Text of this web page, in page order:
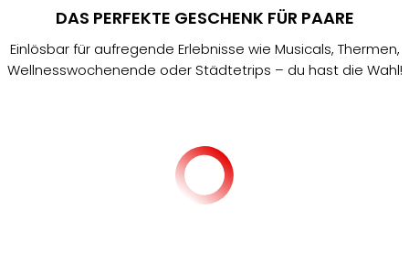
DAS PERFEKTE GESCHENK FÜR PAARE
Einlösbar für aufregende Erlebnisse wie Musicals, Thermen,
Wellnesswochenende oder Städtetrips – du hast die Wahl!